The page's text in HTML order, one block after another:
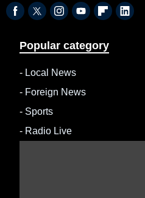
Popular category
- Local News
- Foreign News
- Sports
- Radio Live